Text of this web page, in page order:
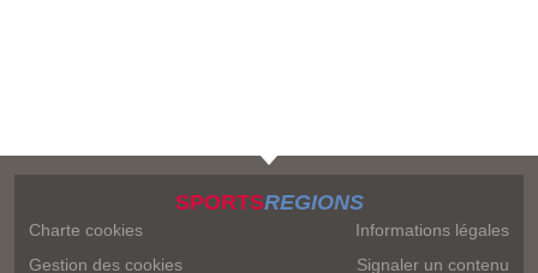
SPORTSREGIONS
Charte cookies
Gestion des cookies
Informations légales
Signaler un contenu